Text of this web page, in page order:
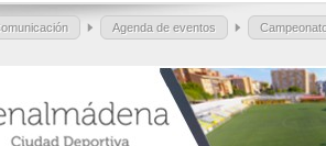
Agenda de eventos